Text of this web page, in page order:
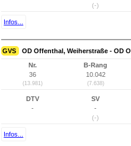
(-)
Infos...
GVS OD Offenthal, Weiherstraße - OD
Nr.
36
(13.981)
B-Rang
10.042
(7.638)
DTV
-
SV
-
(-)
Infos...